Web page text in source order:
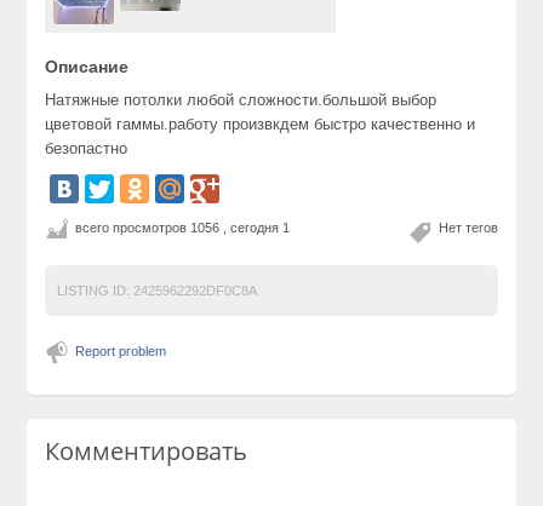
Описание
Натяжные потолки любой сложности.большой выбор
цветовой гаммы.работу произвкдем быстро качественно и
безопастно
Нет тегов
всего просмотров 1056 , сегодня 1
LISTING ID: 2425962292DF0C8A
Report problem
Комментировать